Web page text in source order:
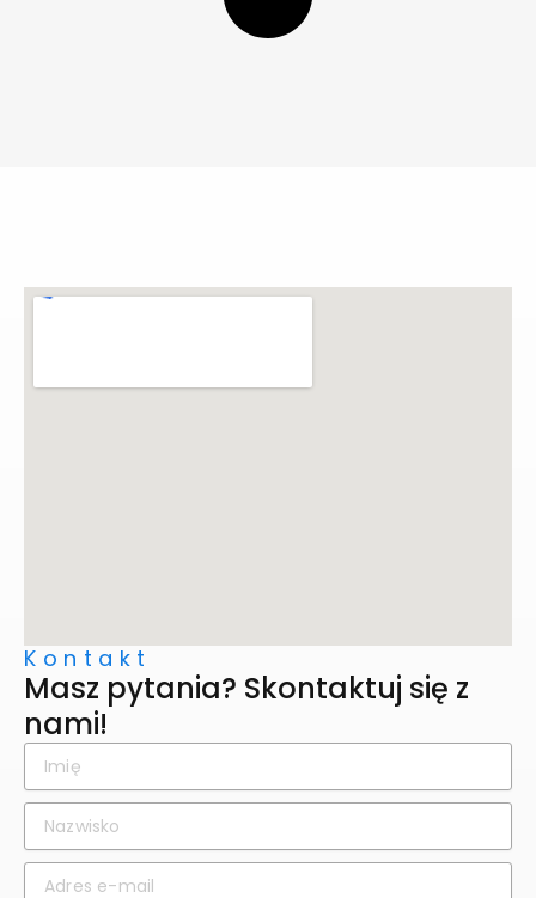
Kontakt
Masz pytania? Skontaktuj się z
nami!